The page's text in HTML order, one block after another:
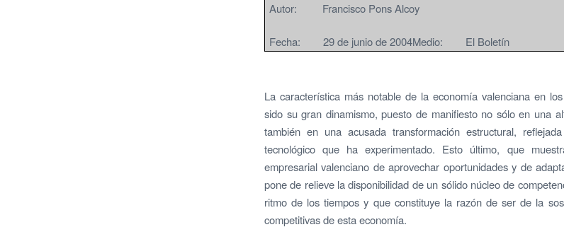
Autor: Francisco Pons Alcoy
Fecha: 29 de junio de 2004Medio: El Boletín
La característica más notable de la economía valenciana en
sido su gran dinamismo, puesto de manifiesto no sólo en una
también en una acusada transformación estructural,
tecnológico que ha experimentado. Esto último, que
empresarial valenciano de aprovechar oportunidades y de
pone de relieve la disponibilidad de un sólido núcleo de
ritmo de los tiempos y que constituye la razón de ser de la
competitivas de esta economía.